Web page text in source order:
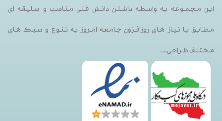
این مجموعه به واسطه داشتن دانش فنی مناسب و سلیقه ای
مطابق با نیاز های روزافزون جامعه امروز به تنوع و سبک های
مختلف طراحی….